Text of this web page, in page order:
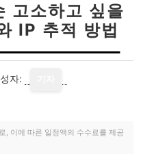
고소하고 싶을
IP 추적 방법
자:
, 이에 따른 일정액의 수수료를 제공